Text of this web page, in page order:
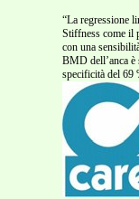
“La regressione
Stiffness come il
con una
BMD dell’anca è
specificità del 69